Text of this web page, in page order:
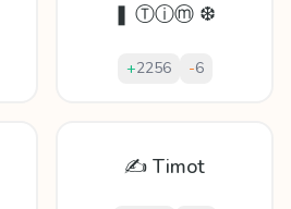
❚ Ⓣⓘⓜ ❆
+2256 -6
✍ Timot